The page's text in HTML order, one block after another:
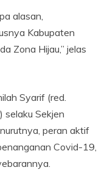
alasan,
Kabupaten
Zona Hijau,” jelas
Syarif (red.
selaku Sekjen
peran aktif
Covid-19,